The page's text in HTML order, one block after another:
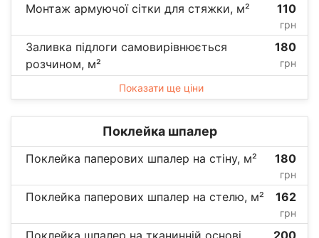
Монтаж армуючої сітки для стяжки, м² 110
грн
Заливка підлоги самовирівнюється
розчином, м²
180
грн
Показати ще ціни
Поклейка шпалер
Поклейка паперових шпалер на стіну, м² 180
грн
Поклейка паперових шпалер на стелю, м² 162
грн
Поклейка шпалер на тканинній основі
200